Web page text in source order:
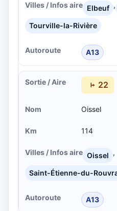
Elbeuf ,
Tourville-la-Rivière
A13
22
Oissel
114
Oissel ,
Saint-Étienne-du-
A13